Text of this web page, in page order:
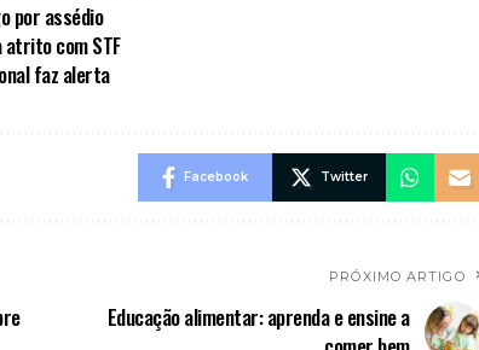
por assédio
atrito com STF
faz alerta
Facebook Twitter
PRÓXIMO ARTIGO
Educação alimentar: aprenda e ensine a